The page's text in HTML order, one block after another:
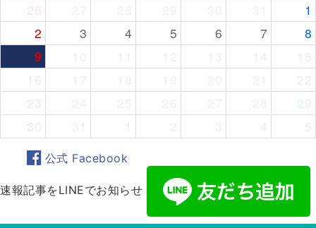
26
1
2
3 4 5 6 7
8
9
15
16
22
23
29
30
5
公式 Facebook
速報記事をLINEでお知らせ